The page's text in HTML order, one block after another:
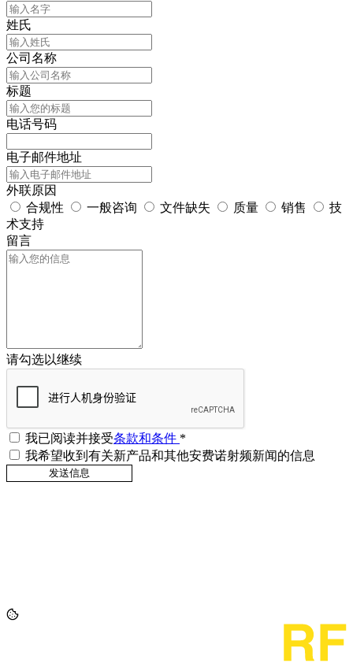
姓氏
公司名称
标题
电话号码
电子邮件地址
外联原因
合规性
一般咨询 文件缺失 质量 销售
技
术支持
留言
请勾选以继续
我已阅读并接受条款和条件 *
我希望收到有关新产品和其他安费诺射频新闻的信息